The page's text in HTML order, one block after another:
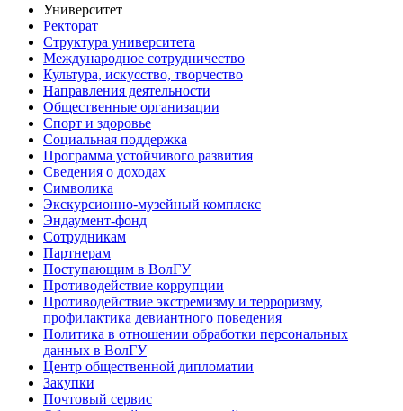
Университет
Ректорат
Структура университета
Международное сотрудничество
Культура, искусство, творчество
Направления деятельности
Общественные организации
Спорт и здоровье
Социальная поддержка
Программа устойчивого развития
Сведения о доходах
Символика
Экскурсионно-музейный комплекс
Эндаумент-фонд
Сотрудникам
Партнерам
Поступающим в ВолГУ
Противодействие коррупции
Противодействие экстремизму и терроризму,
профилактика девиантного поведения
Политика в отношении обработки персональных
данных в ВолГУ
Центр общественной дипломатии
Закупки
Почтовый сервис